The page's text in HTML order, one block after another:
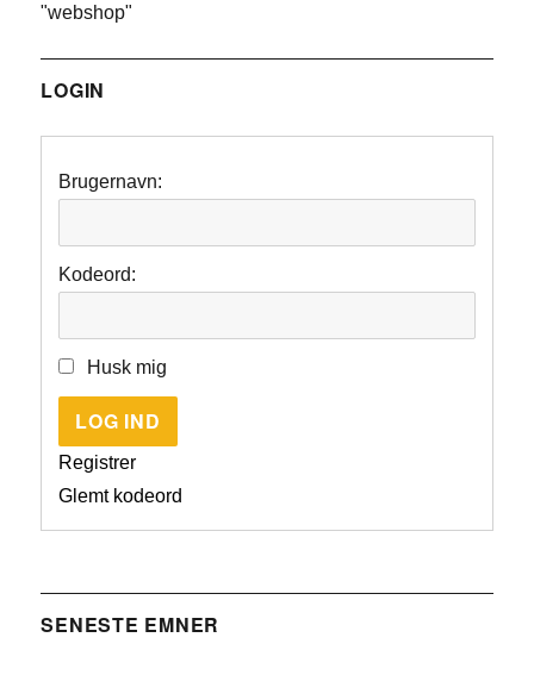
"webshop"
LOGIN
Brugernavn:
Kodeord:
Husk mig
LOG IND
Registrer
Glemt kodeord
SENESTE EMNER